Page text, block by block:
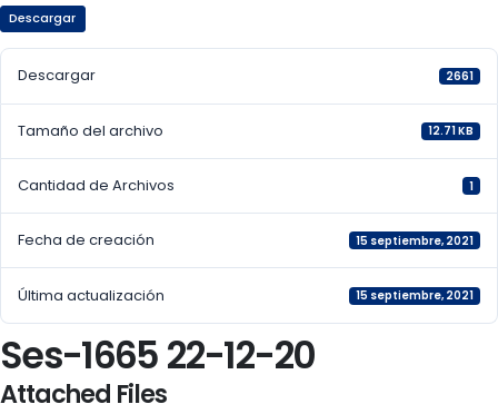
Descargar
Descargar 2661
Tamaño del archivo 12.71 KB
Cantidad de Archivos 1
Fecha de creación 15 septiembre, 2021
Última actualización 15 septiembre, 2021
Ses-1665 22-12-20
Attached Files